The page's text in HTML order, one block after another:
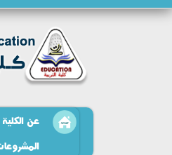
عن الكلية